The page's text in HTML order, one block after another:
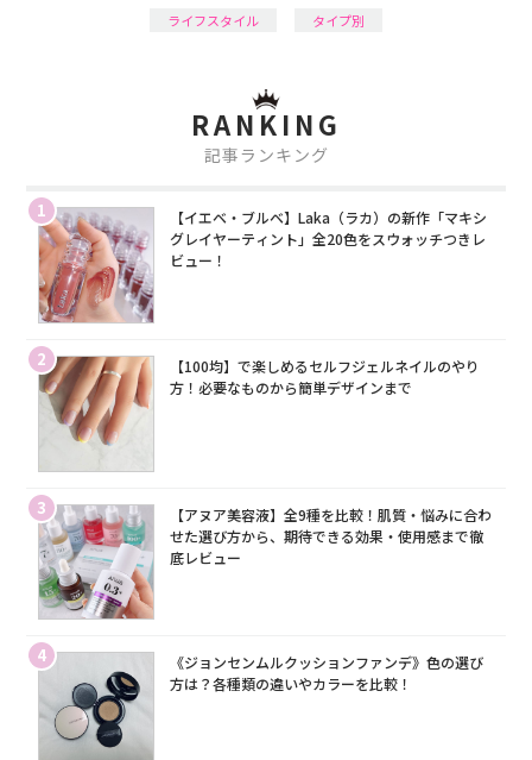
ライフスタイル
タイプ別
RANKING
記事ランキング
1
【イエベ・ブルベ】Laka（ラカ）の新作「マキシ
グレイヤーティント」全20色をスウォッチつきレ
ビュー！
2
【100均】で楽しめるセルフジェルネイルのやり
方！必要なものから簡単デザインまで
3
【アヌア美容液】全9種を比較！肌質・悩みに合わ
せた選び方から、期待できる効果・使用感まで徹
底レビュー
4
《ジョンセンムルクッションファンデ》色の選び
方は？各種類の違いやカラーを比較！